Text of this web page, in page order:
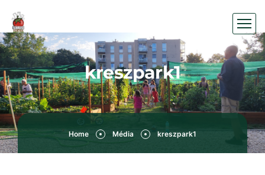
kreszpark1
Home Média kreszpark1